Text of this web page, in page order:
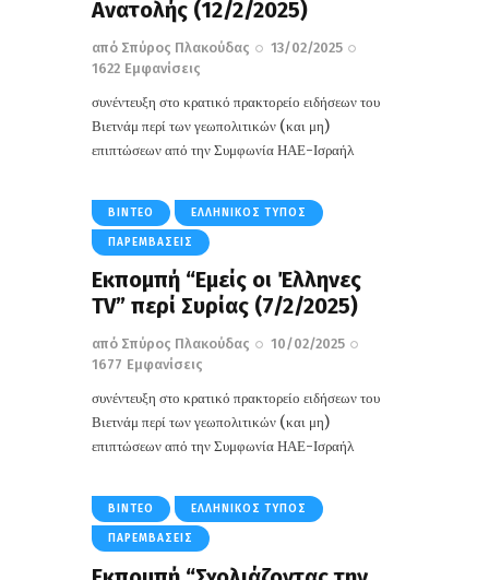
Ανατολής (12/2/2025)
από Σπύρος Πλακούδας
13/02/2025
1622 Εμφανίσεις
συνέντευξη στο κρατικό πρακτορείο ειδήσεων του
Βιετνάμ περί των γεωπολιτικών (και μη)
επιπτώσεων από την Συμφωνία ΗΑΕ-Ισραήλ
ΒΊΝΤΕΟ ΕΛΛΗΝΙΚΌΣ ΤΎΠΟΣ
ΠΑΡΕΜΒΆΣΕΙΣ
Eκπομπή “Εμείς οι Έλληνες
TV” περί Συρίας (7/2/2025)
από Σπύρος Πλακούδας
10/02/2025
1677 Εμφανίσεις
συνέντευξη στο κρατικό πρακτορείο ειδήσεων του
Βιετνάμ περί των γεωπολιτικών (και μη)
επιπτώσεων από την Συμφωνία ΗΑΕ-Ισραήλ
ΒΊΝΤΕΟ ΕΛΛΗΝΙΚΌΣ ΤΎΠΟΣ
ΠΑΡΕΜΒΆΣΕΙΣ